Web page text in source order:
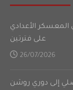
في المعسكر الأعدادي
على فترتين
26/07/2026
إلى دوري روشن